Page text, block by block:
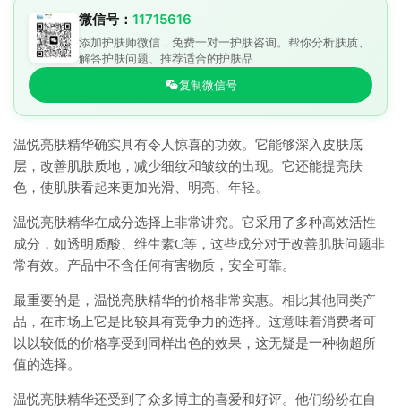
微信号： 11715616
添加护肤师微信，免费一对一护肤咨询。帮你分析肤质、
解答护肤问题、推荐适合的护肤品
复制微信号
温悦亮肤精华确实具有令人惊喜的功效。它能够深入皮肤底
层，改善肌肤质地，减少细纹和皱纹的出现。它还能提亮肤
色，使肌肤看起来更加光滑、明亮、年轻。
温悦亮肤精华在成分选择上非常讲究。它采用了多种高效活性
成分，如透明质酸、维生素C等，这些成分对于改善肌肤问题非
常有效。产品中不含任何有害物质，安全可靠。
最重要的是，温悦亮肤精华的价格非常实惠。相比其他同类产
品，在市场上它是比较具有竞争力的选择。这意味着消费者可
以以较低的价格享受到同样出色的效果，这无疑是一种物超所
值的选择。
温悦亮肤精华还受到了众多博主的喜爱和好评。他们纷纷在自